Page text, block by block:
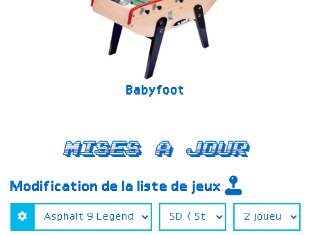
Babyfoot
Mises a jour
Modification de la liste de jeux